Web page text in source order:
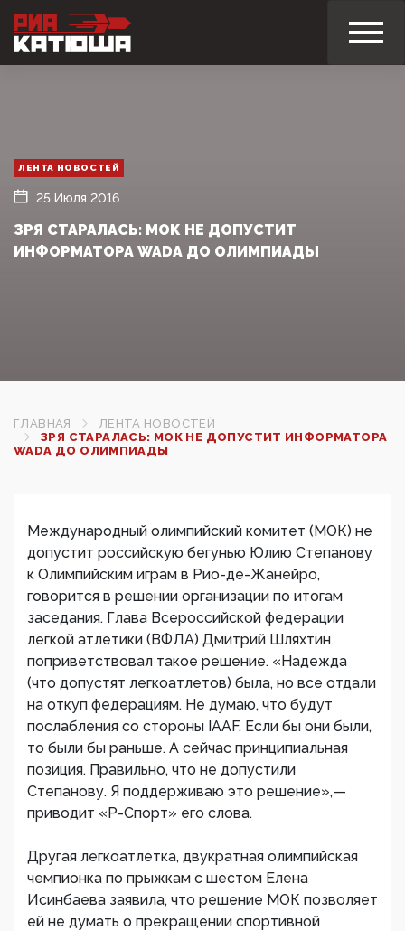
ЛЕНТА НОВОСТЕЙ
25 Июля 2016
ЗРЯ СТАРАЛАСЬ: МОК НЕ ДОПУСТИТ
ИНФОРМАТОРА WADA ДО ОЛИМПИАДЫ
ГЛАВНАЯ
ЛЕНТА НОВОСТЕЙ
ЗРЯ СТАРАЛАСЬ: МОК НЕ ДОПУСТИТ ИНФОРМАТОРА
WADA ДО ОЛИМПИАДЫ
Международный олимпийский комитет (МОК) не
допустит российскую бегунью Юлию Степанову
к Олимпийским играм в Рио-де-Жанейро,
говорится в решении организации по итогам
заседания. Глава Всероссийской федерации
легкой атлетики (ВФЛА) Дмитрий Шляхтин
поприветствовал такое решение. «Надежда
(что допустят легкоатлетов) была, но все отдали
на откуп федерациям. Не думаю, что будут
послабления со стороны IAAF. Если бы они были,
то были бы раньше. А сейчас принципиальная
позиция. Правильно, что не допустили
Степанову. Я поддерживаю это решение»,—
приводит «Р-Спорт» его слова.
Другая легкоатлетка, двукратная олимпийская
чемпионка по прыжкам с шестом Елена
Исинбаева заявила, что решение МОК позволяет
ей не думать о прекращении спортивной